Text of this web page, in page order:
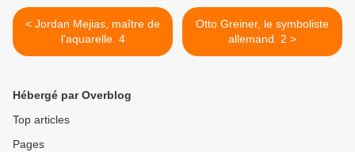
< Jordan Mejias, maître de
l'aquarelle. 4
Otto Greiner, le symboliste
allemand. 2 >
Hébergé par Overblog
Top articles
Pages